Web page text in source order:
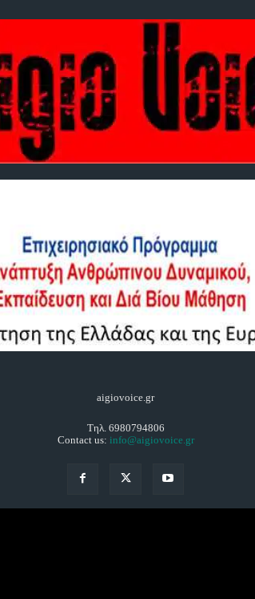
aigiovoice.gr
Τηλ. 6980794806
Contact us: info@aigiovoice.gr